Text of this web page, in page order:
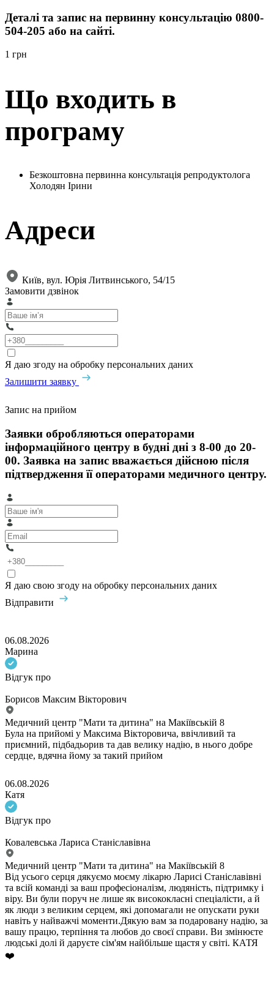
Деталі та запис на первинну консультацію 0800-
504-205 або на сайті.
1 грн
Що входить в
програму
Безкоштовна первинна консультація репродуктолога
Холодян Ірини
Адреси
Київ, вул. Юрія Литвинського, 54/15
Замовити дзвінок
Я даю згоду на обробку персональних даних
Залишити заявку
Запис на прийом
Заявки обробляються операторами
інформаційного центру в будні дні з 8-00 до 20-
00. Заявка на запис вважається дійсною після
підтвердження її операторами медичного центру.
Я даю свою згоду на обробку персональних даних
Відправити
06.08.2026
Марина
Відгук про
Борисов Максим Вікторович
Медичний центр "Мати та дитина" на Макіївській 8
Була на прийомі у Максима Вікторовича, ввічливий та
приємний, підбадьорив та дав велику надію, в нього добре
сердце, вдячна йому за такий прийом
06.08.2026
Катя
Відгук про
Ковалевська Лариса Станіславівна
Медичний центр "Мати та дитина" на Макіївській 8
Від усього серця дякуємо моєму лікарю Ларисі Станіславівні
та всій команді за ваш професіоналізм, людяність, підтримку і
віру. Ви були поруч не лише як висококласні спеціалісти, а й
як люди з великим серцем, які допомагали не опускати руки
навіть у найважчі моменти.Дякую вам за подаровану надію, за
вашу працю, терпіння та любов до своєї справи. Ви змінюєте
людські долі й даруєте сім'ям найбільше щастя у світі. КАТЯ
❤️